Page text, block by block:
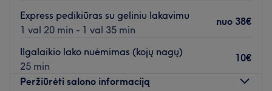
Express pedikiūras su geliniu lakavimu
1 val 20 min - 1 val 35 min
nuo 38€
Ilgalaikio lako nuėmimas (kojų nagų)
25 min
10€
Peržiūrėti salono informaciją